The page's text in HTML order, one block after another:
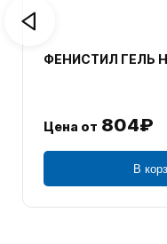
ФЕНИСТИЛ ГЕЛЬ
Цена от 804₽
В